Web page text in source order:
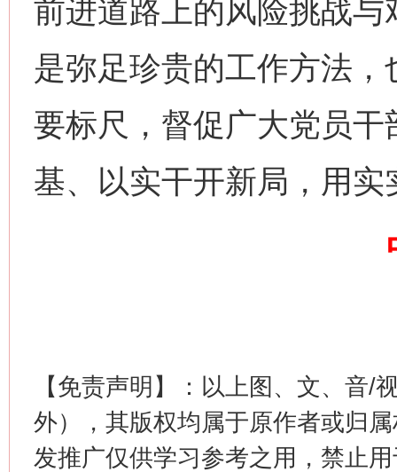
前进道路上的风险挑战与
是弥足珍贵的工作方法
要标尺，督促广大党员
基、以实干开新局，用
【免责声明】：以上图、文、音/
外），其版权均属于原作者或归
发推广仅供学习参考之用，禁止
网上购药对药下症？
这是一记警钟！ 谢